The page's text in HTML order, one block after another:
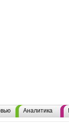
Аналитика